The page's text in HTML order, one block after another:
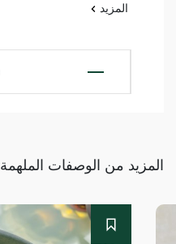
المزيد
المزيد من الوصفات الملهمة